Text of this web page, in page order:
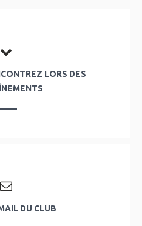
LORS DES
DU CLUB